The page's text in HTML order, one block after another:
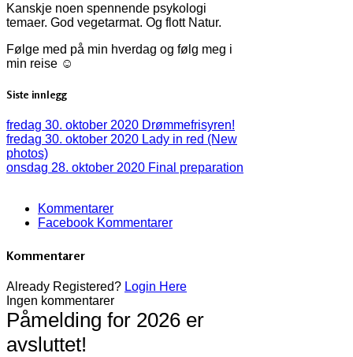
Kanskje noen spennende psykologi
temaer. God vegetarmat. Og flott Natur.
Følge med på min hverdag og følg meg i
min reise ☺️
Siste innlegg
fredag 30. oktober 2020 Drømmefrisyren!
fredag 30. oktober 2020 Lady in red (New
photos)
onsdag 28. oktober 2020 Final preparation
Kommentarer
Facebook Kommentarer
Kommentarer
Already Registered? Login Here
Ingen kommentarer
Påmelding for 2026 er
avsluttet!